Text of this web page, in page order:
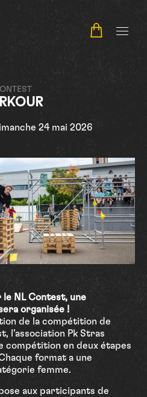
24 mai 2026
le NL Contest, une
organisée !
de la compétition de
l’association Pk Stras
compétition en deux étapes
format a une
femme.
aux participants de